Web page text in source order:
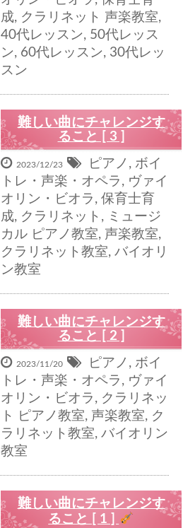
成, クラリネット 声楽教室,
40代レッスン, 50代レッス
ン, 60代レッスン, 30代レッ
スン
難しい曲にチャレンジす
ること [ 3 ]
2023/12/23 ピアノ , ボイ
トレ・声楽・オペラ , ヴァイ
オリン・ビオラ , 保育士育
成, クラリネット , ミュージ
カル ピアノ教室, 声楽教室,
クラリネット教室, バイオリ
ン教室
難しい曲にチャレンジす
ること [ 2 ]
2023/11/20 ピアノ , ボイ
トレ・声楽・オペラ , ヴァイ
オリン・ビオラ , クラリネッ
ト
ピアノ教室, 声楽教室, ク
ラリネット教室, バイオリン
教室
難しい曲にチャレンジす
ること [ 1 ]